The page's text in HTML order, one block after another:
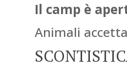
Il camp è
Animali